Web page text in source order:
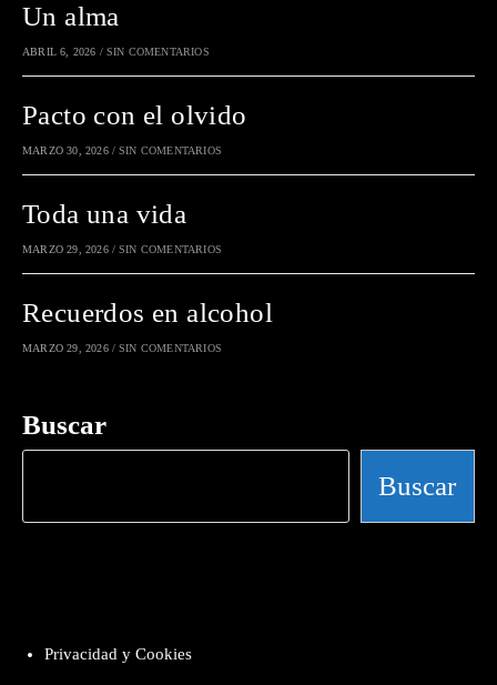
Un alma
ABRIL 6, 2026 / SIN COMENTARIOS
Pacto con el olvido
MARZO 30, 2026 / SIN COMENTARIOS
Toda una vida
MARZO 29, 2026 / SIN COMENTARIOS
Recuerdos en alcohol
MARZO 29, 2026 / SIN COMENTARIOS
Buscar
Buscar
Privacidad y Cookies